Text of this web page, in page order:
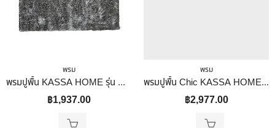
พรม
พรมปูพื้น KASSA HOME รุ่น CHIC0208-90150-GREY ขนาด 90 x 150 ซม. สีเทา
฿1,937.00
พรม
พรมปูพื้น Chic KASSA HOME รุ่น CHIC0208-120180-BROW ขนาด 120 x 180 ซม. สีน้ำตาล
฿2,977.00